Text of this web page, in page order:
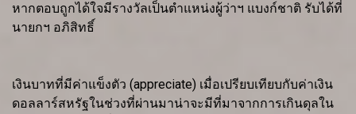
หากตอบถูกได้ใจมีรางวัลเป็นตำแหน่งผู้ว่าฯ แบงก์ชาติ รับได้ที่
นายกฯ อภิสิทธิ์
เงินบาทที่มีค่าแข็งตัว (appreciate) เมื่อเปรียบเทียบกับค่าเงิน
ดอลลาร์สหรัฐในช่วงที่ผ่านมาน่าจะมีที่มาจากการเกินดุลใน